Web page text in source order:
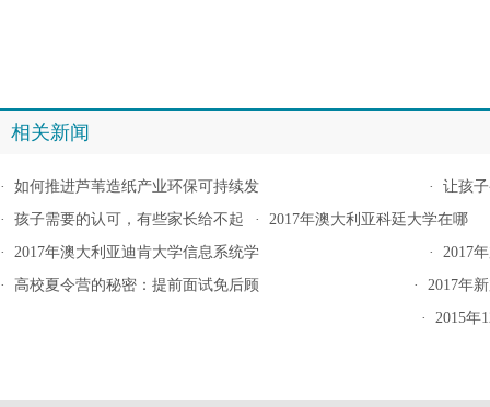
相关新闻
· 如何推进芦苇造纸产业环保可持续发 · 让孩
· 孩子需要的认可，有些家长给不起 · 2017年澳大利亚科廷大学在哪
· 2017
· 2017年澳大利亚迪肯大学信息系统学
· 2017年
· 高校夏令营的秘密：提前面试免后顾
· 2015年